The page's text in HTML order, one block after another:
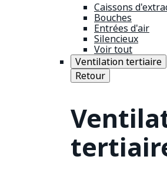
Caissons
Bouches
Entrées d'air
Silencieux
Voir tout
Ventilation tertiaire
Retour